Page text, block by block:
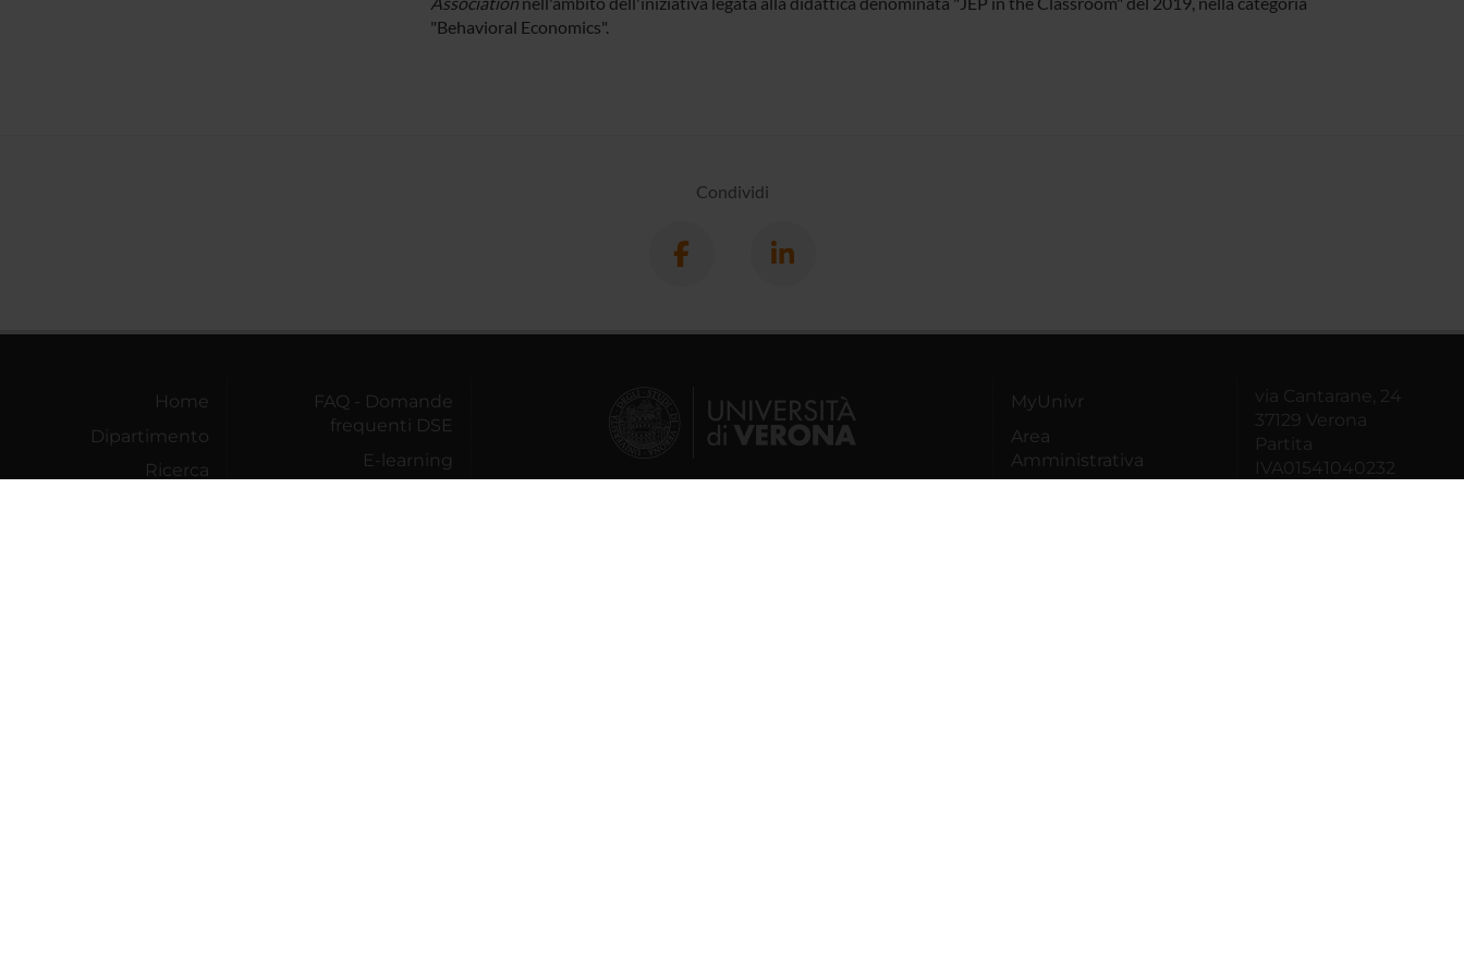
"Behavioral Economics".
Condividi
Home
Dipartimento
Ricerca
FAQ - Domande
frequenti DSE
E-learning
MyUnivr
Area
Amministrativa
via Cantarane, 24
37129 Verona
Partita
IVA01541040232